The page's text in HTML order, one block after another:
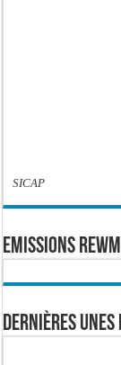
SICAP
EMISSIONS
Dernières Unes